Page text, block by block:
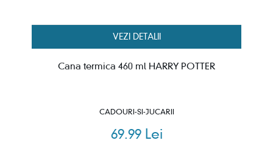
VEZI DETALII
Cana termica 460 ml HARRY POTTER
CADOURI-SI-JUCARII
69.99 Lei